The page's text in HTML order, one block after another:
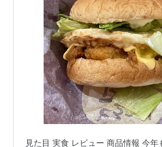
見た目 実食 レビュー 商品情報 今年